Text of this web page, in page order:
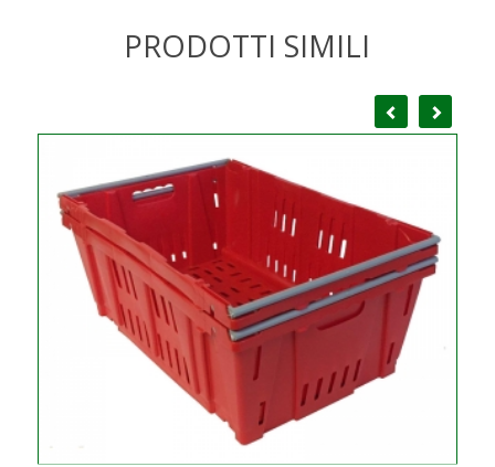
PRODOTTI SIMILI